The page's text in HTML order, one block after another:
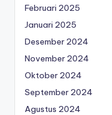
Februari 2025
Januari 2025
Desember 2024
November 2024
Oktober 2024
September 2024
Agustus 2024